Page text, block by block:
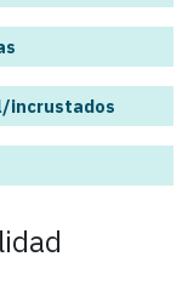
incrustados